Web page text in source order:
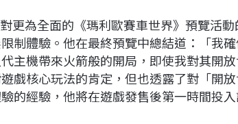
更為全面的《瑪利歐賽車世界》預覽活
制體驗。他在最終預覽中總結道：「我
主機帶來火箭般的開局，即使我對其開
戲核心玩法的肯定，但也透露了對「開
的經驗，他將在遊戲發售後第一時間投